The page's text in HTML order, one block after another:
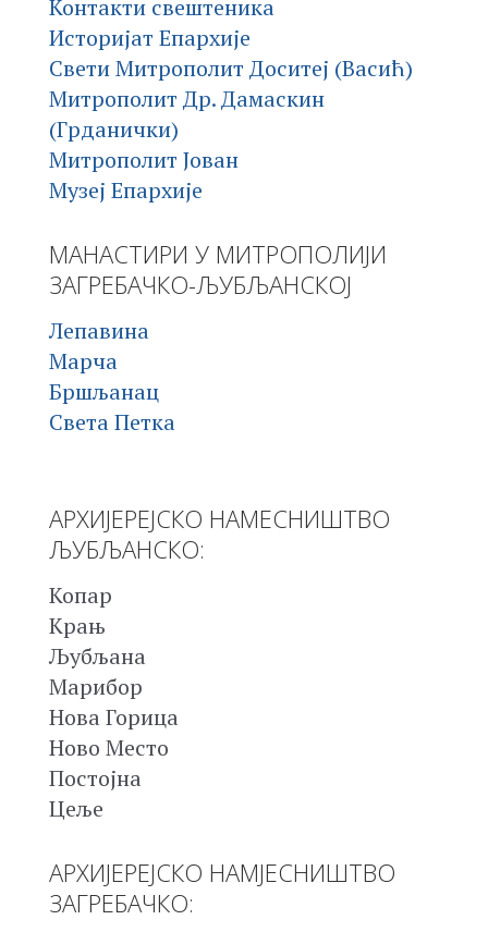
Контакти свештеника
Историјат Епархије
Свети Митрополит Доситеј (Васић)
Митрополит Др. Дамаскин
(Грданички)
Митрополит Јован
Музеј Епархије
МАНАСТИРИ У МИТРОПОЛИЈИ
ЗАГРЕБАЧКО-ЉУБЉАНСКОЈ
Лепавина
Марча
Бршљанац
Света Петка
АРХИЈЕРЕЈСКО НАМЕСНИШТВО
ЉУБЉАНСКО:
Копар
Крањ
Љубљана
Марибор
Нова Горица
Ново Место
Постојна
Цеље
АРХИЈЕРЕЈСКО НАМЈЕСНИШТВО
ЗАГРЕБАЧКО: